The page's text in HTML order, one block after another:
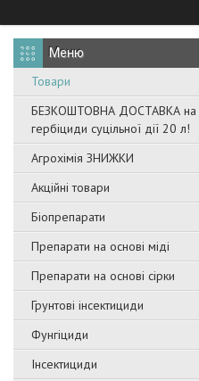
Товари
БЕЗКОШТОВНА ДОСТАВКА на
гербіциди суцільної дії 20 л!
Агрохімія ЗНИЖКИ
Акційні товари
Біопрепарати
Препарати на основі міді
Препарати на основі сірки
Грунтові інсектициди
Фунгіциди
Інсектициди